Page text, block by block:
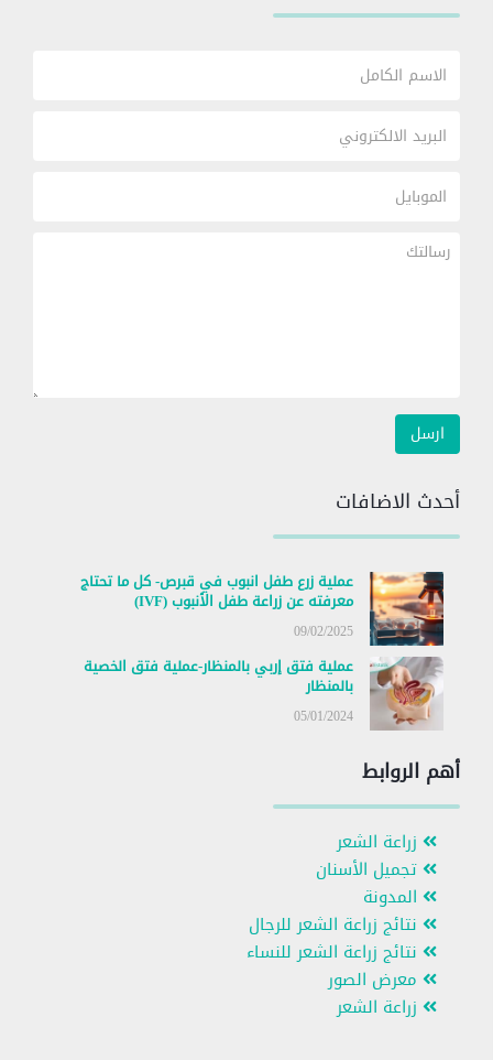
أحدث الاضافات
عملية زرع طفل انبوب في قبرص- كل ما تحتاج
معرفته عن زراعة طفل الأنبوب (IVF)
09/02/2025
عملية فتق إربي بالمنظار-عملية فتق الخصية
بالمنظار
05/01/2024
أهم الروابط
زراعة الشعر
تجميل الأسنان
المدونة
نتائج زراعة الشعر للرجال
نتائج زراعة الشعر للنساء
معرض الصور
زراعة الشعر